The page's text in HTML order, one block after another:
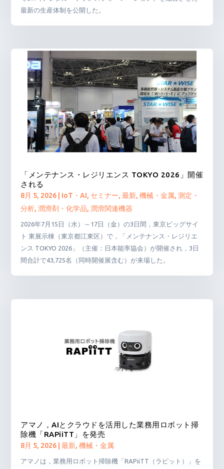
最新の生産体制を公開した。
「メンテナンス・レジリエンス TOKYO 2026」開催
される
8月 5, 2026 IoT・AI, セミナー,最新,機械・金属,測定・
分析,潤滑剤・化学品,潤滑関連機器
2026年7月15日（水）～17日（金）の3日間，東京ビッグサイ
ト 東展示棟（東京都江東区）で，「メンテナンス・レジリエ
ンス TOKYO 2026」（主催：日本能率協会）が開催され，3日
間合計で43,725名（同時開催展含む）が来場した。
アマノ，AIとクラウドを活用した業務用ロボット掃
除機「RAPiiTT」を発売
8月 5, 2026 |最新,機械・金属
アマノは，業務用ロボット掃除機「RAPiiTT（ラピット）」を